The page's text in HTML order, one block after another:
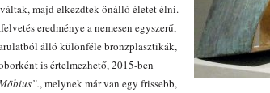
majd elkezdtek önálló életet élni.
eredménye a nemesen egyszerű,
álló különféle bronzplasztikák,
is értelmezhető, 2015-ben
, melynek már van egy frissebb,